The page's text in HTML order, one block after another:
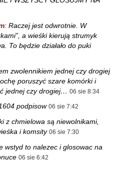
: Raczej jest odwrotnie. W
a wieśki kierują strumyk
To będzie działało do puki
zwolennikiem jednej czy drogiej
poruszyć szare komórki i
jednej czy drogiej… 06 sie 8:34
podpisow 06 sie 7:42
z chmielowa są niewolnikami,
i komsity 06 sie 7:30
wstyd to nalezec i glosowac na
06 sie 6:42